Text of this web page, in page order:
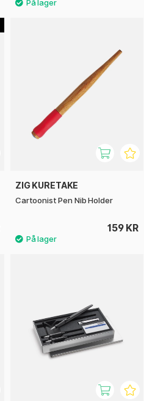
ZIG KURETAKE
Cartoonist Pen Nib Holder
159 KR